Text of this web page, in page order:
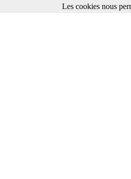
Les cookies nous